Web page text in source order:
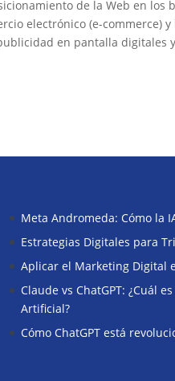
de la Web en los
electrónico (e-commerce)
en pantalla digitales
Meta Andromeda: Cómo la
Estrategias Digitales para
Aplicar el Marketing Digital
Claude vs ChatGPT: ¿Cuál
Artificial?
Cómo ChatGPT está